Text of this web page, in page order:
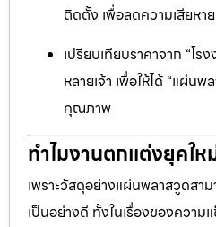
ติดตั้ง เพื่อลดความเสียหา
เปรียบเทียบราคาจาก “โ
หลายเจ้า เพื่อให้ได้ “แผ่น
คุณภาพ
ทำไมงานตกแต่งยุคใ
เพราะวัสดุอย่างแผ่นพลาสวูดสา
เป็นอย่างดี ทั้งในเรื่องของควา